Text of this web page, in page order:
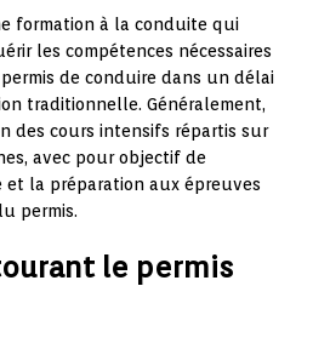
formation à la conduite qui
les compétences nécessaires
de conduire dans un délai
traditionnelle. Généralement,
des cours intensifs répartis sur
avec pour objectif de
et la préparation aux épreuves
permis.
le permis